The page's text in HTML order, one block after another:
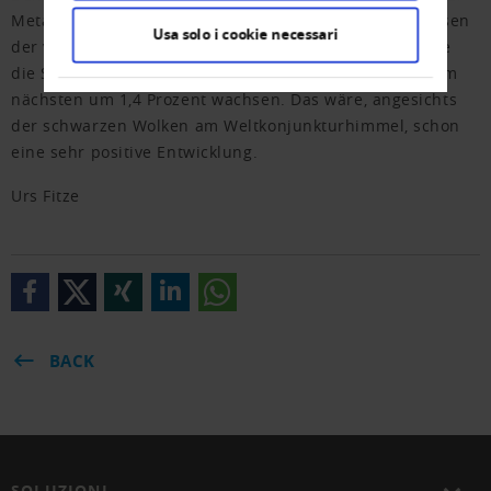
Usa solo i cookie necessari
Metaanalyse Konjunktur ausgerechnet hat, die Prognosen
der verschiedenen Institute nach unten. Danach dürfte
die Schweizer Wirtschaft in diesem Jahr um noch 1,2, im
nächsten um 1,4 Prozent wachsen. Das wäre, angesichts
der schwarzen Wolken am Weltkonjunkturhimmel, schon
eine sehr positive Entwicklung.
Urs Fitze
BACK